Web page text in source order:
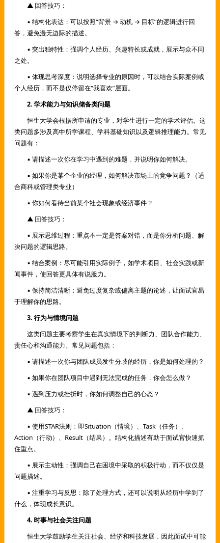
▲ 回答技巧：
▪ 结构化表达：可以按照“背景 → 动机 → 目标”的逻辑进行回
答，避免漫无边际的描述。
▪ 突出独特性：强调个人经历、兴趣特长或成就，展示与众不同
之处。
▪ 体现思考深度：说明选择专业的原因时，可以结合实际案例或
个人经历，而不是仅停留在“我喜欢”层面。
2. 学术能力与知识储备类问题
恒生大学会根据所申请的专业，对学生进行一定的学术评估。这
类问题多涉及高中所学课程、学科基础知识以及逻辑推理能力。常见
问题有：
▪ 请描述一次你在学习中遇到的难题，并说明你如何解决。
▪ 如果你是某个企业的经理，如何解决市场上的竞争问题？（适
合商科或管理类专业）
▪ 你如何看待当前某个社会现象或经济事件？
▲ 回答技巧：
▪ 展示思维过程：重点不一定是答案对错，而是你分析问题、解
决问题的逻辑思路。
▪ 结合案例：尽可能引用实际例子，如学术项目、社会实践或新
闻事件，使回答更具体有说服力。
▪ 保持简洁清晰：避免过度复杂或偏离主题的论述，让面试官易
于理解你的思路。
3. 行为与情境问题
这类问题主要考察学生在真实情境下的判断力、团队合作能力、
责任心和沟通能力。常见问题包括：
▪ 请描述一次你与团队成员发生分歧的经历，你是如何处理的？
▪ 如果你在团队项目中遇到无法完成的任务，你会怎么做？
▪ 遇到压力或挫折时，你如何调整自己的心态？
▲ 回答技巧：
▪ 使用STAR法则：即Situation（情境）、Task（任务）、
Action（行动）、Result（结果）。结构化描述有助于面试官快速抓
住重点。
▪ 展示主动性：强调自己在困境中采取的积极行动，而不仅仅是
问题描述。
▪ 注重学习与反思：除了处理方式，还可以说明从经历中学到了
什么，体现成长意识。
4. 时事与社会关注问题
恒生大学鼓励学生关注社会、经济和科技发展，因此面试中可能